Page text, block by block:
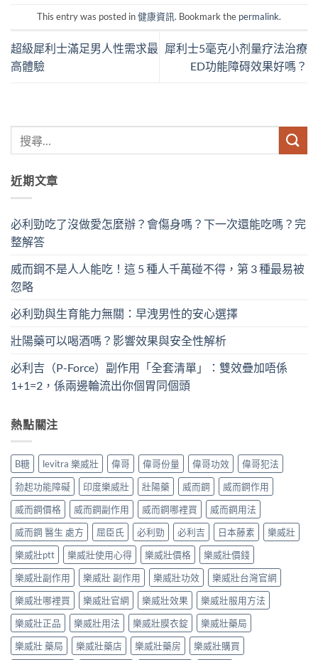
This entry was posted in健康資訊. Bookmark the permalink.
超級犀利士滿足男人性需求最
高體驗
犀利士5毫克小剂量疗法治療
ED功能障碍效果好嗎？
近期文章
必利勁吃了沒做愛怎麼辦？會傷身嗎？下一次還能吃嗎？完
整解答
威而鋼不是人人能吃！這 5 種人千萬碰不得，第 3 種最易被
忽略
必利勁與生育能力無關：早洩男性的安心選擇
壯陽藥可以喝酒嗎？影響效果與安全性解析
必利吉（P-Force）副作用「全套清單」：雙效疊加唔係
1+1=2，係兩邊輪流出你個胃同個頭
熱點關注
B糖 levitra 樂威壯 偉哥 偉哥份量 偉哥功效
偉哥犯法
勃起功能障礙
印度樂威壯 壯陽藥 威而鋼
威而鋼作用
威而鋼價格
威而鋼副作用 威而鋼哪裡買
威而鋼用法
威而鋼 醫生 處方
屈臣氏 必利勁 必利吉 日本藤素
樂威壯
樂威壯ptt
樂威壯使用心得 樂威壯價格
樂威壯價錢
樂威壯副作用
樂威壯 副作用 樂威壯功效
樂威壯台灣官網
樂威壯哪裡買
樂威壯官網 樂威壯效果
樂威壯服用方法
樂威壯正品
樂威壯用法 樂威壯膜衣錠
樂威壯藥局
樂威壯 藥局
樂威壯藥店 樂威壯藥房 樂威壯購買